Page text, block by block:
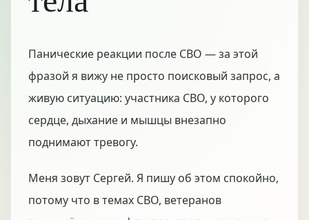
Панические реакции после СВО — за этой
фразой я вижу не просто поисковый запрос, а
живую ситуацию: участника СВО, у которого
сердце, дыхание и мышцы внезапно
поднимают тревогу.
Меня зовут Сергей. Я пишу об этом спокойно,
потому что в темах СВО, ветеранов